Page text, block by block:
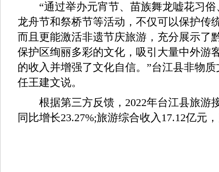
“通过举办元宵节、苗族舞龙嘘花习俗
龙舟节和祭桥节等活动，不仅可以保护传
而且更能激活非遗节庆旅游，充分展示了
保护区绚丽多彩的文化，吸引大量中外游
的收入并增强了文化自信。”台江县非物
任王建文说。
根据第三方反馈，2022年台江县旅游
同比增长23.27%;旅游综合收入17.12亿元